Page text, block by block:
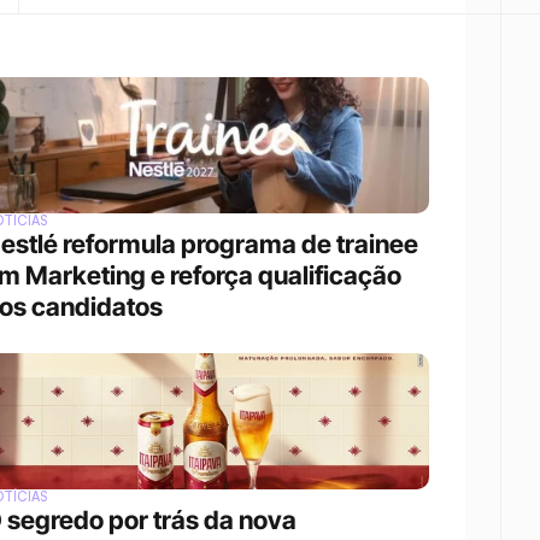
reformula programa de trainee
Marketing e reforça qualificação
candidatos
segredo por trás da nova